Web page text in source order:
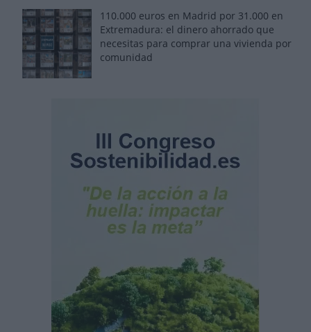
110.000 euros en Madrid por 31.000 en
Extremadura: el dinero ahorrado que
necesitas para comprar una vivienda por
comunidad